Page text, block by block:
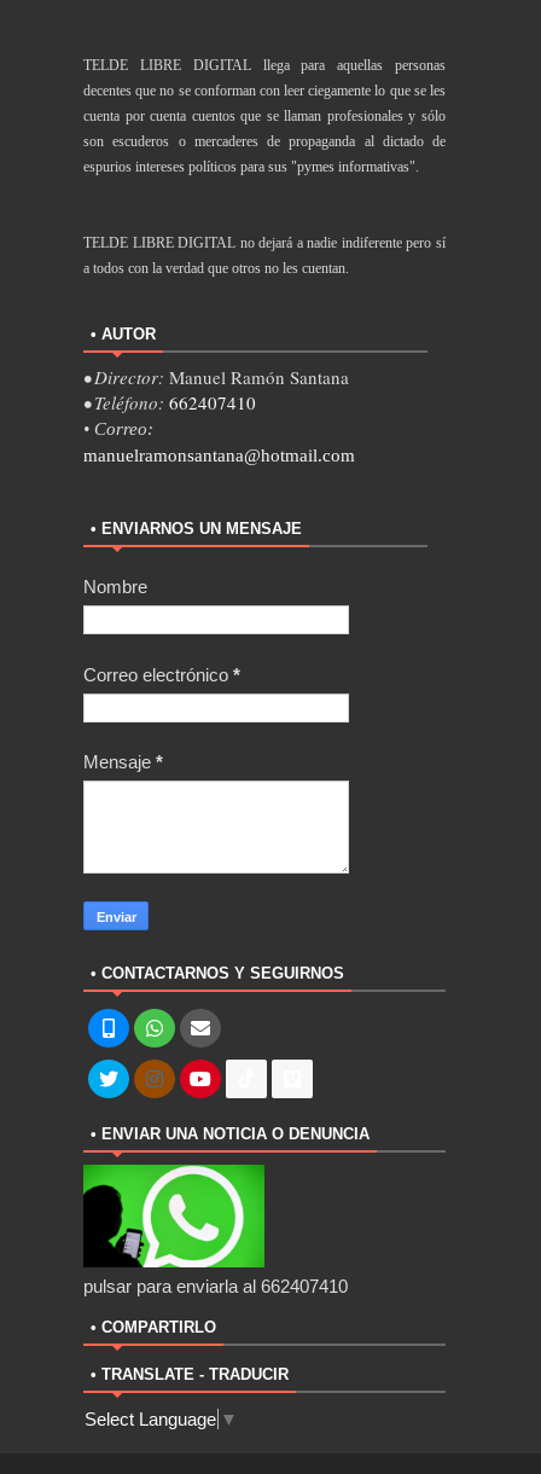
TELDE LIBRE DIGITAL llega para aquellas personas
decentes que no se conforman con leer ciegamente lo que se les
cuenta por cuenta cuentos que se llaman profesionales y sólo
son escuderos o mercaderes de propaganda al dictado de
espurios intereses políticos para sus "pymes informativas".
TELDE LIBRE DIGITAL no dejará a nadie indiferente pero sí
a todos con la verdad que otros no les cuentan.
• AUTOR
• Director: Manuel Ramón Santana
• Teléfono: 662407410
• Correo:
manuelramonsantana@hotmail.com
• ENVIARNOS UN MENSAJE
Nombre
Correo electrónico *
Mensaje *
• CONTACTARNOS Y SEGUIRNOS
• ENVIAR UNA NOTICIA O DENUNCIA
pulsar para enviarla al 662407410
• COMPARTIRLO
• TRANSLATE - TRADUCIR
Select Language ▼